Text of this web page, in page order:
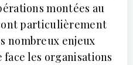
montées au
particulièrement
nombreux enjeux
les organisations